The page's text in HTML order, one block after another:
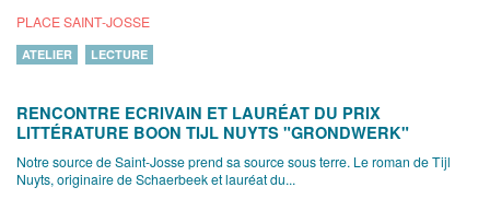
PLACE SAINT-JOSSE
ATELIER LECTURE
RENCONTRE ECRIVAIN ET LAURÉAT DU PRIX
LITTÉRATURE BOON TIJL NUYTS "GRONDWERK"
Notre source de Saint-Josse prend sa source sous terre. Le roman de Tijl
Nuyts, originaire de Schaerbeek et lauréat du...